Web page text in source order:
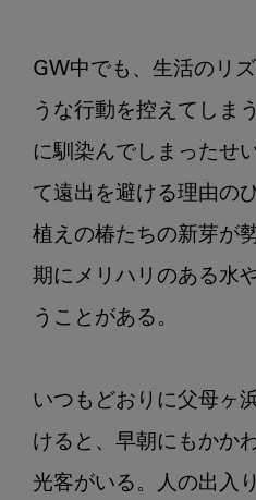
２：
マ
ス
ク
GW中でも、生活のリ
うな行動を控えてしま
に馴染んでしまったせ
て遠出を避ける理由の
植えの椿たちの新芽が
期にメリハリのある水
うことがある。
いつもどおりに父母ヶ
けると、早朝にもかか
光客がいる。人の出入